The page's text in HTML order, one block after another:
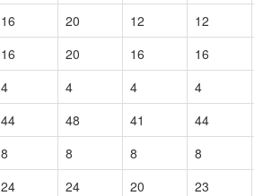
16 20 12 12
16 20 16 16
4 4 4 4
44 48 41 44
8 8 8 8
24 24 20 23